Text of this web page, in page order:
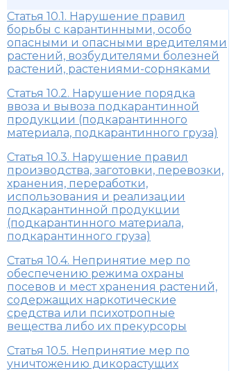
Статья 10.1. Нарушение правил
борьбы с карантинными, особо
опасными и опасными вредителями
растений, возбудителями болезней
растений, растениями-сорняками
Статья 10.2. Нарушение порядка
ввоза и вывоза подкарантинной
продукции (подкарантинного
материала, подкарантинного груза)
Статья 10.3. Нарушение правил
производства, заготовки, перевозки,
хранения, переработки,
использования и реализации
подкарантинной продукции
(подкарантинного материала,
подкарантинного груза)
Статья 10.4. Непринятие мер по
обеспечению режима охраны
посевов и мест хранения растений,
содержащих наркотические
средства или психотропные
вещества либо их прекурсоры
Статья 10.5. Непринятие мер по
уничтожению дикорастущих